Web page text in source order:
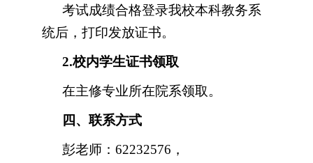
考试成绩合格登录我校本科教务系
统后，打印发放证书。
2.校内学生证书领取
在主修专业所在院系领取。
四、联系方式
彭老师： 62232576 ，